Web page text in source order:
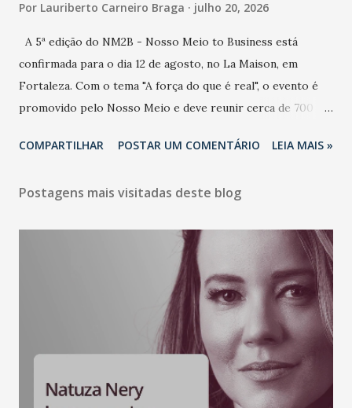
Por Lauriberto Carneiro Braga julho 20, 2026
A 5ª edição do NM2B - Nosso Meio to Business está
confirmada para o dia 12 de agosto, no La Maison, em
Fortaleza. Com o tema "A força do que é real", o evento é
promovido pelo Nosso Meio e deve reunir cerca de 700
e lideranças do Mercado Nacional. Desde 2022, o NM2B
de negócios do Nordeste, reunindo profissionais de marcas
LinkedIn, VISA, Grupo 3corações, TikTok e M. Dias Branco.
A nova edição chega em um momento em que autenticidade
e consistência ganham peso nas conversas sobre marca,
liderança e estratégia. - Vivemos um momento em que todo
mundo fala muito e poucos entregam de verdade. O NM2B
sempre existiu para dar palco a quem constrói com
consistência, e nesta edição isso fica ainda mais claro.
Vamos reforçar que ser genuíno sustenta a confiança entre
COMPARTILHAR POSTAR UM COMENTÁRIO LEIA MAIS »
Postagens mais visitadas deste blog